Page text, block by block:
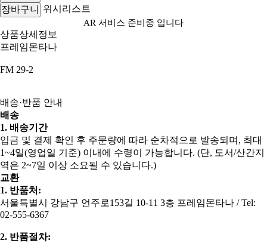
장바구니
위시리스트
AR 서비스 준비중 입니다
상품상세정보
프레임몬타나
FM 29-2
배송·반품 안내
배송
1. 배송기간
입금 및 결제 확인 후 주문량에 따라 순차적으로 발송되며, 최대
1~4일(영업일 기준) 이내에 수령이 가능합니다. (단, 도서/산간지
역은 2~7일 이상 소요될 수 있습니다.)
교환
1. 반품처:
서울특별시 강남구 언주로153길 10-11 3층 프레임몬타나 / Tel:
02-555-6367
2. 반품절차: